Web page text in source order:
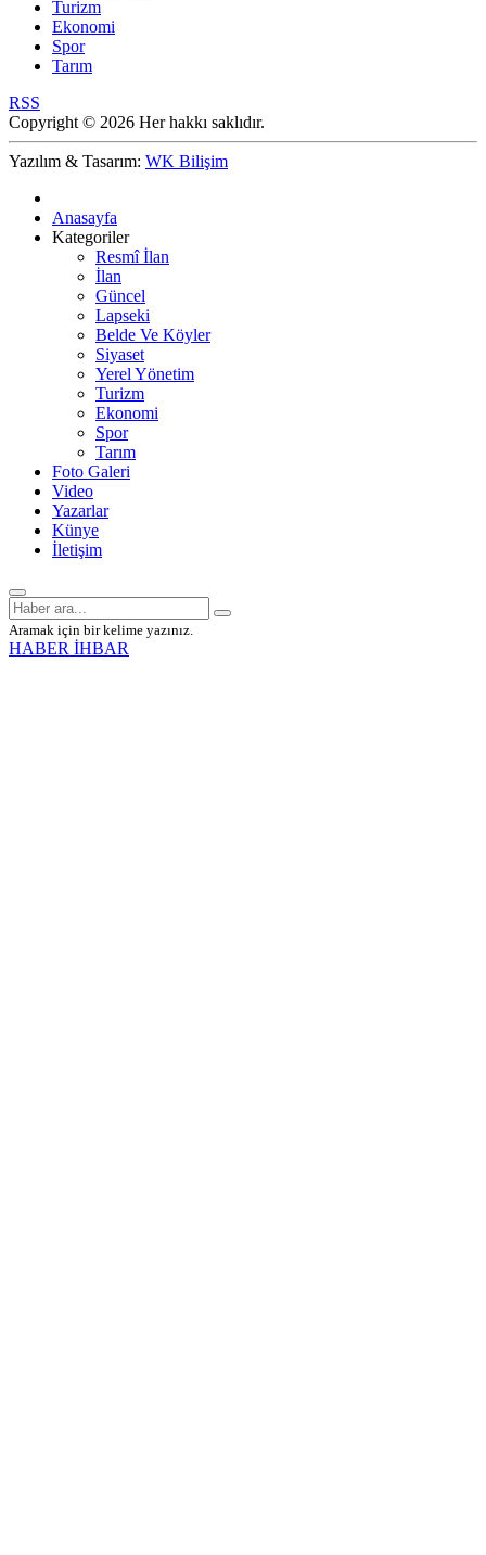
Turizm
Ekonomi
Spor
Tarım
RSS
Copyright © 2026 Her hakkı saklıdır.
Yazılım & Tasarım: WK Bilişim
Anasayfa
Kategoriler
Resmî İlan
İlan
Güncel
Lapseki
Belde Ve Köyler
Siyaset
Yerel Yönetim
Turizm
Ekonomi
Spor
Tarım
Foto Galeri
Video
Yazarlar
Künye
İletişim
Aramak için bir kelime yazınız.
HABER İHBAR